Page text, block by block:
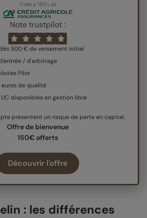
Note trustpilot :
500 € de versement initial
/ d'arbitrage
Pilot
euros de qualité
UC disponibles en gestion libre
présentent un risque de perte en capital.
Offre de bienvenue
150€ offerts
Découvrir l'offre
: les différences